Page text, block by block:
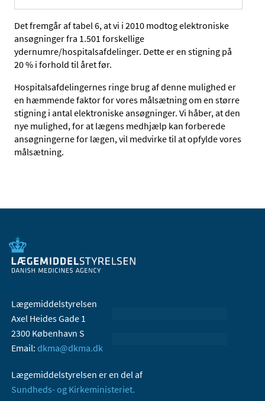
Det fremgår af tabel 6, at vi i 2010 modtog elektroniske
ansøgninger fra 1.501 forskellige
ydernumre/hospitalsafdelinger. Dette er en stigning på
20 % i forhold til året før.
Hospitalsafdelingernes ringe brug af denne mulighed er
en hæmmende faktor for vores målsætning om en større
stigning i antal elektroniske ansøgninger. Vi håber, at den
nye mulighed, for at lægens medhjælp kan forberede
ansøgningerne for lægen, vil medvirke til at opfylde vores
målsætning.
Lægemiddelstyrelsen
Axel Heides Gade 1
2300 København S
Email: dkma@dkma.dk
Lægemiddelstyrelsen er en del af
Sundheds- og Kirkeministeriet.